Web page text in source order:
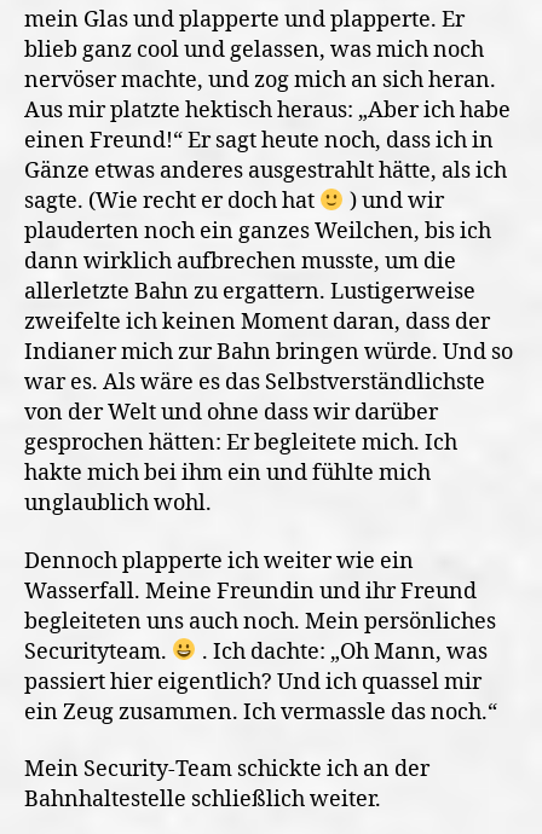
mein Glas und plapperte und plapperte. Er
blieb ganz cool und gelassen, was mich noch
nervöser machte, und zog mich an sich heran.
Aus mir platzte hektisch heraus: „Aber ich habe
einen Freund!“ Er sagt heute noch, dass ich in
Gänze etwas anderes ausgestrahlt hätte, als ich
sagte. (Wie recht er doch hat
) und wir
plauderten noch ein ganzes Weilchen, bis ich
dann wirklich aufbrechen musste, um die
allerletzte Bahn zu ergattern. Lustigerweise
zweifelte ich keinen Moment daran, dass der
Indianer mich zur Bahn bringen würde. Und so
war es. Als wäre es das Selbstverständlichste
von der Welt und ohne dass wir darüber
gesprochen hätten: Er begleitete mich. Ich
hakte mich bei ihm ein und fühlte mich
unglaublich wohl.
Dennoch plapperte ich weiter wie ein
Wasserfall. Meine Freundin und ihr Freund
begleiteten uns auch noch. Mein persönliches
Securityteam.
. Ich dachte: „Oh Mann, was
passiert hier eigentlich? Und ich quassel mir
ein Zeug zusammen. Ich vermassle das noch.“
Mein Security-Team schickte ich an der
Bahnhaltestelle schließlich weiter.